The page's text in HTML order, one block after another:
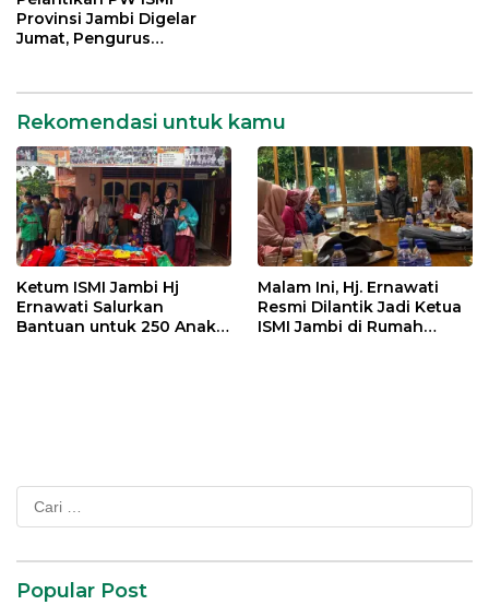
Provinsi Jambi Digelar
Jumat, Pengurus
Rekomendasi untuk kamu
Ketum ISMI Jambi Hj
Ernawati Salurkan
Bantuan untuk 250 Anak
Malam Ini, Hj. Ernawati
Resmi Dilantik Jadi Ketua
ISMI Jambi di Rumah
Cari
untuk:
Popular Post